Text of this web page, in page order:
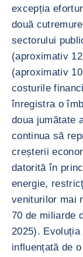
excepția
două
sectorului
(aproximativ
(aproximativ
costurile
înregistra o
doua jumătate
continua să
creșterii
datorită în
energie,
veniturilor mai
70 de miliarde
2025).
influențată de